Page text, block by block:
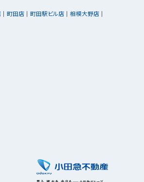
町田店 町田駅ビル店
相模大野店